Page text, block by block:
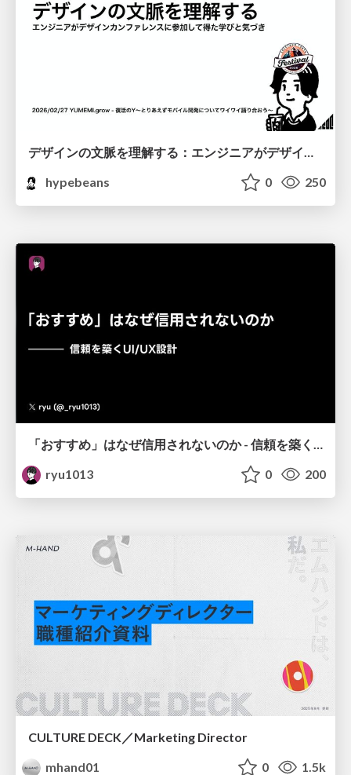
デザインの文脈を理解する：エンジニアがデザインカンファレンスに参加して得た学びと気づき
hypebeans
0 250
「おすすめ」はなぜ信用されないのか - 信頼を築くUI/UX設計
ryu1013
0 200
CULTURE DECK／Marketing Director
mhand01
0 1.5k